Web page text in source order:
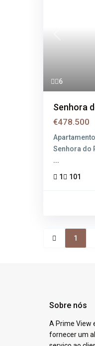
6
Senhora
€478.500
Senhora do
...
1 101
1
Sobre nós
A Prime View
fornecer um